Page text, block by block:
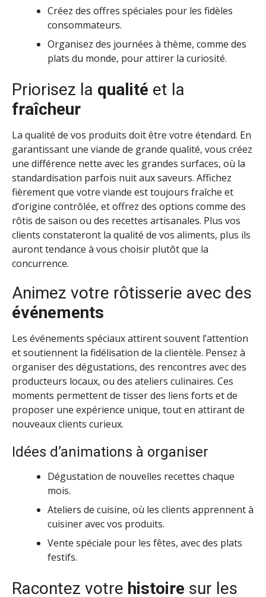
Créez des offres spéciales pour les fidèles
consommateurs.
Organisez des journées à thème, comme des
plats du monde, pour attirer la curiosité.
Priorisez la qualité et la
fraîcheur
La qualité de vos produits doit être votre étendard. En
garantissant une viande de grande qualité, vous créez
une différence nette avec les grandes surfaces, où la
standardisation parfois nuit aux saveurs. Affichez
fièrement que votre viande est toujours fraîche et
d’origine contrôlée, et offrez des options comme des
rôtis de saison ou des recettes artisanales. Plus vos
clients constateront la qualité de vos aliments, plus ils
auront tendance à vous choisir plutôt que la
concurrence.
Animez votre rôtisserie avec des
événements
Les événements spéciaux attirent souvent l’attention
et soutiennent la fidélisation de la clientèle. Pensez à
organiser des dégustations, des rencontres avec des
producteurs locaux, ou des ateliers culinaires. Ces
moments permettent de tisser des liens forts et de
proposer une expérience unique, tout en attirant de
nouveaux clients curieux.
Idées d’animations à organiser
Dégustation de nouvelles recettes chaque
mois.
Ateliers de cuisine, où les clients apprennent à
cuisiner avec vos produits.
Vente spéciale pour les fêtes, avec des plats
festifs.
Racontez votre histoire sur les